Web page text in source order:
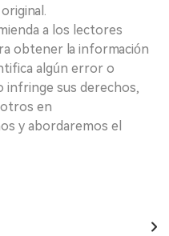
a los lectores
obtener la información
algún error o
infringe sus derechos,
en
y abordaremos el